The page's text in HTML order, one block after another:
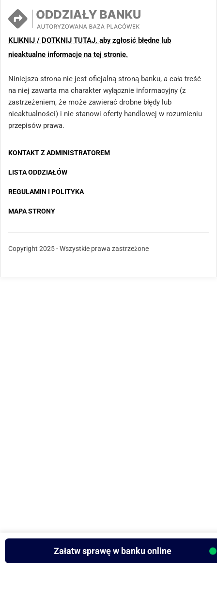
KLIKNIJ / DOTKNIJ TUTAJ, aby zgłosić błędne lub
nieaktualne informacje na tej stronie.
Niniejsza strona nie jest oficjalną stroną banku, a cała treść
na niej zawarta ma charakter wyłącznie informacyjny (z
zastrzeżeniem, że może zawierać drobne błędy lub
nieaktualności) i nie stanowi oferty handlowej w rozumieniu
przepisów prawa.
KONTAKT Z ADMINISTRATOREM
LISTA ODDZIAŁÓW
REGULAMIN I POLITYKA
MAPA STRONY
Copyright 2025 - Wszystkie prawa zastrzeżone
Załatw sprawę w banku online